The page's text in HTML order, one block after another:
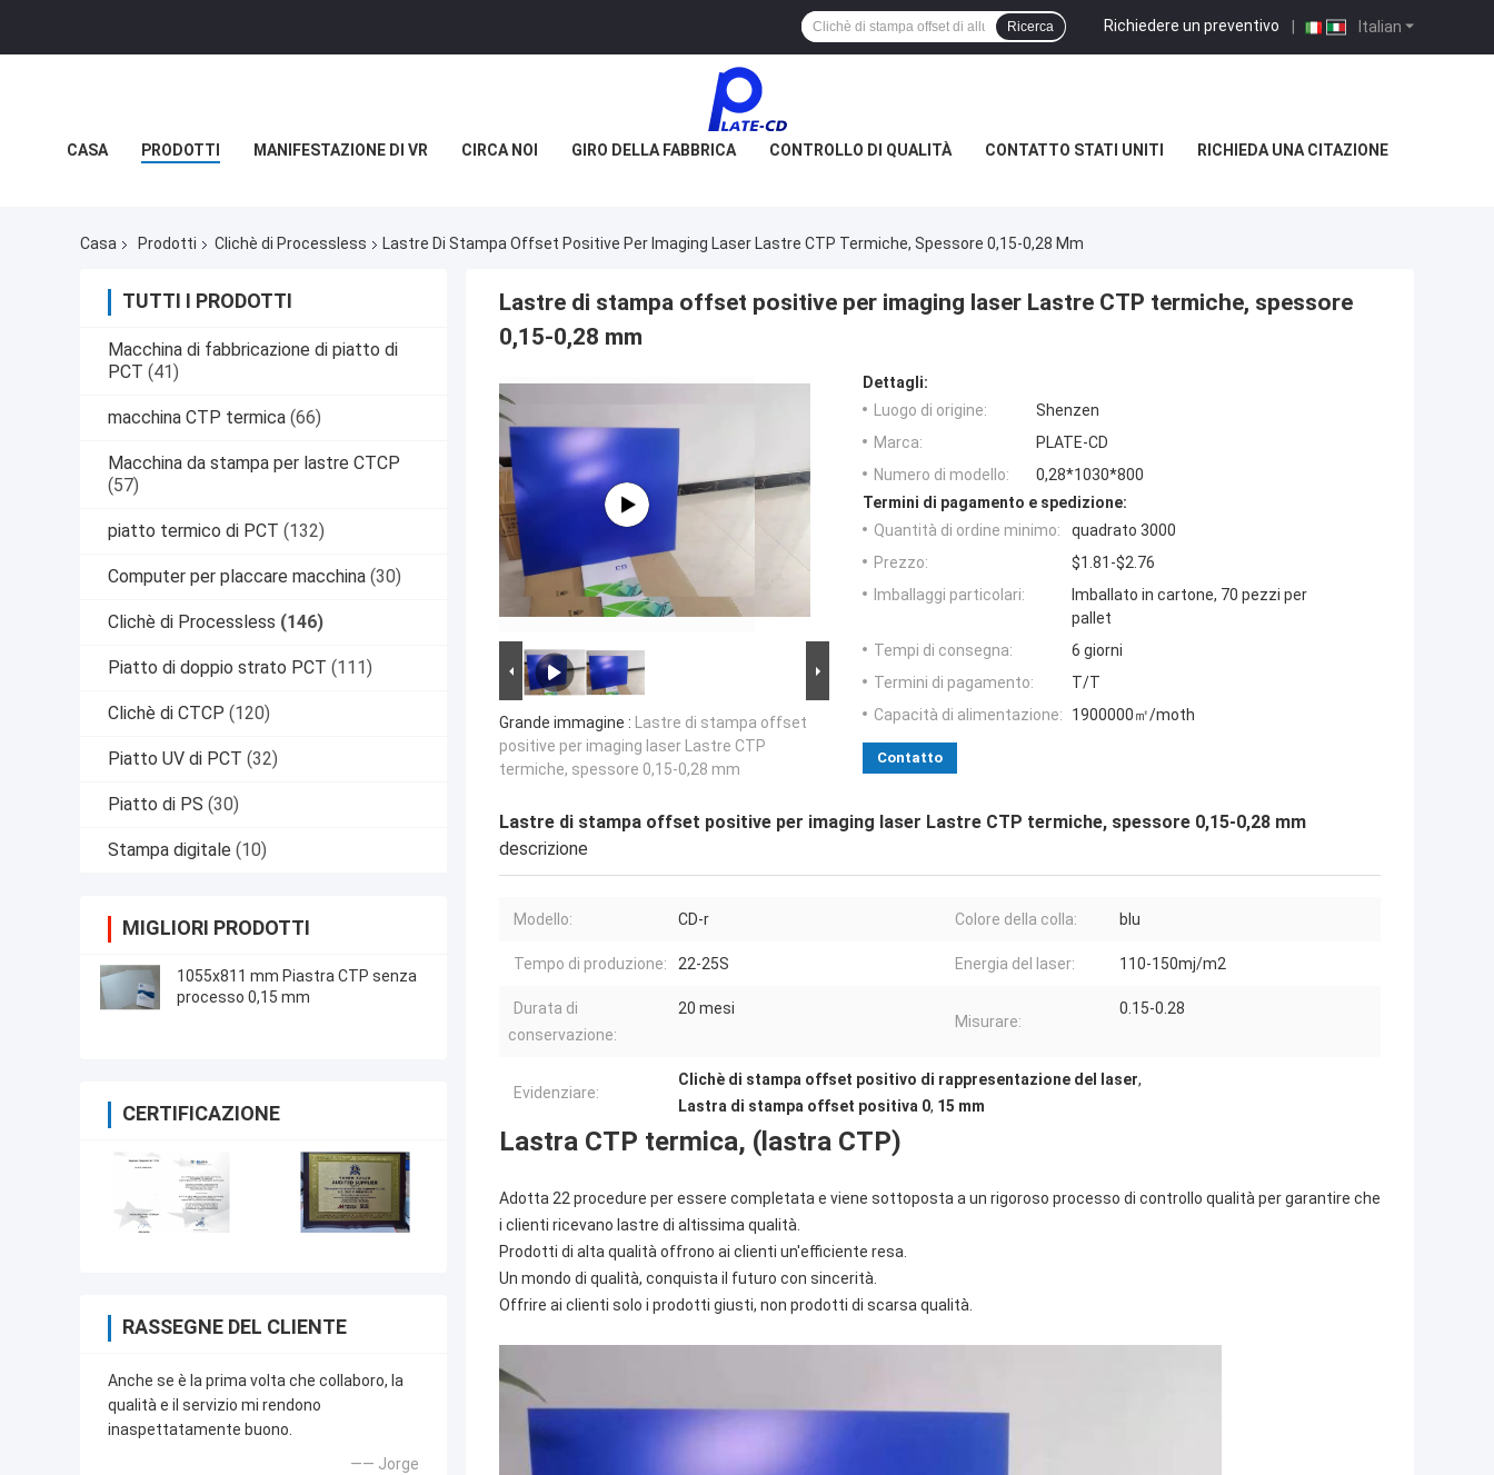
Italian
Richiedere un preventivo |
Ricerca
CASA PRODOTTI MANIFESTAZIONE DI VR CIRCA NOI GIRO DELLA FABBRICA CONTROLLO DI QUALITÀ CONTATTO STATI UNITI RICHIEDA UNA CITAZIONE
Casa Prodotti Clichè di Processless Lastre Di Stampa Offset Positive Per Imaging Laser Lastre CTP Termiche, Spessore 0,15-0,28 Mm
TUTTI I PRODOTTI
Macchina di fabbricazione di piatto di
PCT (41)
macchina CTP termica (66)
Macchina da stampa per lastre CTCP
(57)
piatto termico di PCT (132)
Computer per placcare macchina (30)
Clichè di Processless (146)
Piatto di doppio strato PCT (111)
Clichè di CTCP (120)
Piatto UV di PCT (32)
Piatto di PS (30)
Stampa digitale (10)
MIGLIORI PRODOTTI
1055x811 mm Piastra CTP senza
processo 0,15 mm
CERTIFICAZIONE
RASSEGNE DEL CLIENTE
Anche se è la prima volta che collaboro, la
qualità e il servizio mi rendono
inaspettatamente buono.
—— Jorge
Lastre di stampa offset positive per imaging laser Lastre CTP termiche, spessore
0,15-0,28 mm
Grande immagine : Lastre di stampa offset
positive per imaging laser Lastre CTP
termiche, spessore 0,15-0,28 mm
Dettagli:
Luogo di origine:
Shenzen
Marca:
PLATE-CD
Numero di modello:
0,28*1030*800
Termini di pagamento e spedizione:
Quantità di ordine minimo:
quadrato 3000
Prezzo:
$1.81-$2.76
Imballaggi particolari:
Imballato in cartone, 70 pezzi per
pallet
Tempi di consegna:
6 giorni
Termini di pagamento:
T/T
Capacità di alimentazione:
1900000㎡/moth
Contatto
Lastre di stampa offset positive per imaging laser Lastre CTP termiche, spessore 0,15-0,28 mm
descrizione
Modello: CD-r Colore della colla: blu
Tempo di produzione: 22-25S Energia del laser: 110-150mj/m2
Durata di
conservazione:
20 mesi
Misurare:
0.15-0.28
Evidenziare:
Clichè di stampa offset positivo di rappresentazione del laser,
Lastra di stampa offset positiva 0, 15 mm
Lastra CTP termica, (lastra CTP)
Adotta 22 procedure per essere completata e viene sottoposta a un rigoroso processo di controllo qualità per garantire che
i clienti ricevano lastre di altissima qualità.
Prodotti di alta qualità offrono ai clienti un'efficiente resa.
Un mondo di qualità, conquista il futuro con sincerità.
Offrire ai clienti solo i prodotti giusti, non prodotti di scarsa qualità.